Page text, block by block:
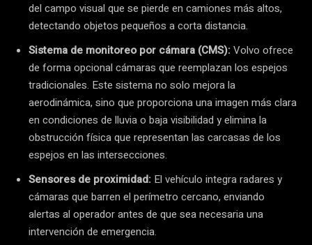
del campo visual que se pierde en camiones más altos,
detectando objetos pequeños a corta distancia.
Sistema de monitoreo por cámara (CMS):Volvo ofrece
de forma opcional cámaras que reemplazan los espejos
tradicionales. Este sistema no solo mejora la
aerodinámica, sino que proporciona una imagen más clara
en condiciones de lluvia o baja visibilidad y elimina la
obstrucción física que representan las carcasas de los
espejos en las intersecciones.
Sensores de proximidad: El vehículo integra radares y
cámaras que barren el perímetro cercano, enviando
alertas al operador antes de que sea necesaria una
intervención de emergencia.